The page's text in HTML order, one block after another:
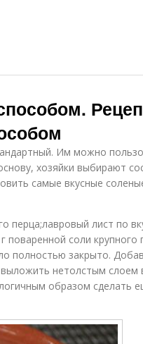
Им можно
хозяйки выбирают
самые вкусные
перца;лавровый лист по
поваренной соли крупного
полностью закрыто.
нетолстым слоем
образом сделать